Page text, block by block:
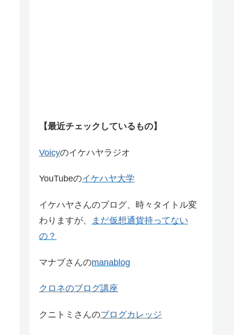
【最近チェックしているもの】
Voicyのイケハヤラジオ
YouTubeのイケハヤ大学
イケハヤさんのブログ、時々タイトル変
わりますが、
まだ仮想通貨持ってない
の？
マナブさんのmanablog
クロネのブログ講座
クニトミさんのブログカレッジ